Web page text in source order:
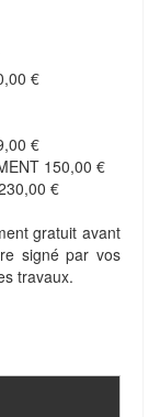
€
€
150,00 €
€
gratuit avant
signé par vos
travaux.